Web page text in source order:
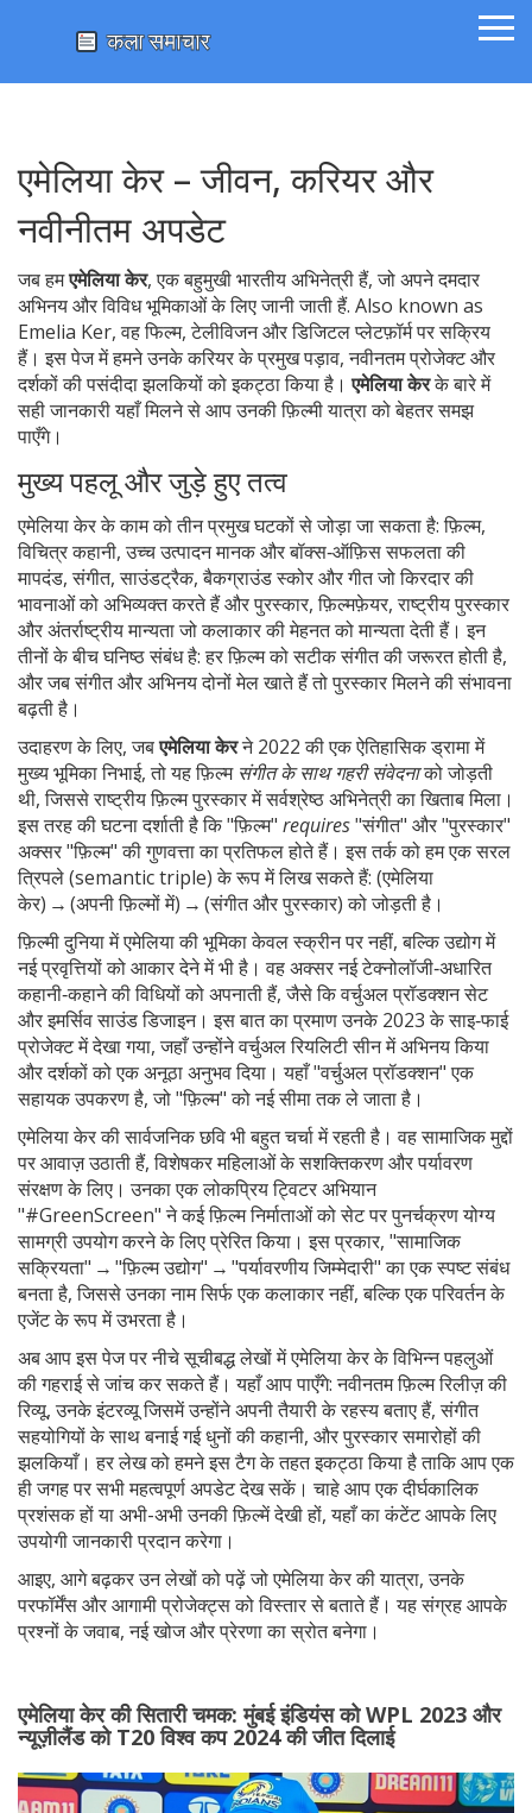
एमेलिया केर – जीवन, करियर और
नवीनीतम अपडेट
जब हमएमेलिया केर,एक बहुमुखी भारतीय अभिनेत्री हैं, जो अपने दमदार
अभिनय और विविध भूमिकाओं के लिए जानी जाती हैं. Also known as
Emelia Ker, वह फिल्म, टेलीविजन और डिजिटल प्लेटफ़ॉर्म पर सक्रिय
हैं। इस पेज में हमने उनके करियर के प्रमुख पड़ाव, नवीनतम प्रोजेक्ट और
दर्शकों की पसंदीदा झलकियों को इकट्ठा किया है।एमेलिया केरके बारे में
सही जानकारी यहाँ मिलने से आप उनकी फ़िल्मी यात्रा को बेहतर समझ
पाएँगे।
मुख्य पहलू और जुड़े हुए तत्व
एमेलिया केर के काम को तीन प्रमुख घटकों से जोड़ा जा सकता है:फ़िल्म,
विचित्र कहानी, उच्च उत्पादन मानक और बॉक्स‑ऑफ़िस सफलता की
मापदंड,संगीत,साउंडट्रैक, बैकग्राउंड स्कोर और गीत जो किरदार की
भावनाओं को अभिव्यक्त करते हैंऔरपुरस्कार,फ़िल्मफ़ेयर, राष्ट्रीय पुरस्कार
और अंतर्राष्ट्रीय मान्यता जो कलाकार की मेहनत को मान्यता देती हैं। इन
तीनों के बीच घनिष्ठ संबंध है: हर फ़िल्म को सटीक संगीत की जरूरत होती है,
और जब संगीत और अभिनय दोनों मेल खाते हैं तो पुरस्कार मिलने की संभावना
बढ़ती है।
उदाहरण के लिए, जबएमेलिया केरने 2022 की एक ऐतिहासिक ड्रामा में
मुख्य भूमिका निभाई, तो यह फ़िल्म संगीत के साथ गहरी संवेदनाको जोड़ती
थी, जिससे राष्ट्रीय फ़िल्म पुरस्कार में सर्वश्रेष्ठ अभिनेत्री का खिताब मिला।
इस तरह की घटना दर्शाती है कि "फ़िल्म" requires"संगीत" और "पुरस्कार"
अक्सर "फ़िल्म" की गुणवत्ता का प्रतिफल होते हैं। इस तर्क को हम एक सरल
त्रिपले (semantic triple) के रूप में लिख सकते हैं: (एमेलिया
केर) → (अपनी फ़िल्मों में) → (संगीत और पुरस्कार) को जोड़ती है।
फ़िल्मी दुनिया में एमेलिया की भूमिका केवल स्क्रीन पर नहीं, बल्कि उद्योग में
नई प्रवृत्तियों को आकार देने में भी है। वह अक्सर नई टेक्नोलॉजी‑अधारित
कहानी‑कहाने की विधियों को अपनाती हैं, जैसे कि वर्चुअल प्रॉडक्शन सेट
और इमर्सिव साउंड डिजाइन। इस बात का प्रमाण उनके 2023 के साइ‑फाई
प्रोजेक्ट में देखा गया, जहाँ उन्होंने वर्चुअल रियलिटी सीन में अभिनय किया
और दर्शकों को एक अनूठा अनुभव दिया। यहाँ "वर्चुअल प्रॉडक्शन" एक
सहायक उपकरण है, जो "फ़िल्म" को नई सीमा तक ले जाता है।
एमेलिया केर की सार्वजनिक छवि भी बहुत चर्चा में रहती है। वह सामाजिक मुद्दों
पर आवाज़ उठाती हैं, विशेषकर महिलाओं के सशक्तिकरण और पर्यावरण
संरक्षण के लिए। उनका एक लोकप्रिय ट्विटर अभियान
"#GreenScreen" ने कई फ़िल्म निर्माताओं को सेट पर पुनर्चक्रण योग्य
सामग्री उपयोग करने के लिए प्रेरित किया। इस प्रकार, "सामाजिक
सक्रियता" → "फ़िल्म उद्योग" → "पर्यावरणीय जिम्मेदारी" का एक स्पष्ट संबंध
बनता है, जिससे उनका नाम सिर्फ एक कलाकार नहीं, बल्कि एक परिवर्तन के
एजेंट के रूप में उभरता है।
अब आप इस पेज पर नीचे सूचीबद्ध लेखों में एमेलिया केर के विभिन्न पहलुओं
की गहराई से जांच कर सकते हैं। यहाँ आप पाएँगे: नवीनतम फ़िल्म रिलीज़ की
रिव्यू, उनके इंटरव्यू जिसमें उन्होंने अपनी तैयारी के रहस्य बताए हैं, संगीत
सहयोगियों के साथ बनाई गई धुनों की कहानी, और पुरस्कार समारोहों की
झलकियाँ। हर लेख को हमने इस टैग के तहत इकट्ठा किया है ताकि आप एक
ही जगह पर सभी महत्वपूर्ण अपडेट देख सकें। चाहे आप एक दीर्घकालिक
प्रशंसक हों या अभी-अभी उनकी फ़िल्में देखी हों, यहाँ का कंटेंट आपके लिए
उपयोगी जानकारी प्रदान करेगा।
आइए, आगे बढ़कर उन लेखों को पढ़ें जो एमेलिया केर की यात्रा, उनके
परफॉर्मेंस और आगामी प्रोजेक्ट्स को विस्तार से बताते हैं। यह संग्रह आपके
प्रश्नों के जवाब, नई खोज और प्रेरणा का स्रोत बनेगा।
एमेलिया केर की सितारी चमक: मुंबई इंडियंस को WPL 2023 और
न्यूज़ीलैंड को T20 विश्व कप 2024 की जीत दिलाई